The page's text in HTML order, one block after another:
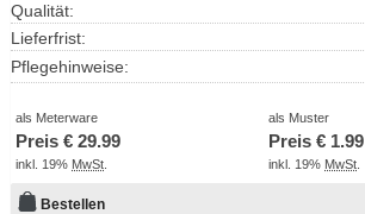
Qualität:
Lieferfrist:
Pflegehinweise:
als Meterware
Preis € 29.99
inkl. 19% MwSt
als Muster
Preis € 1.99
inkl. 19% MwSt
Bestellen